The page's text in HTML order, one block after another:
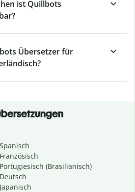
ist Quillbots
Übersetzer für
(Brasilianisch)